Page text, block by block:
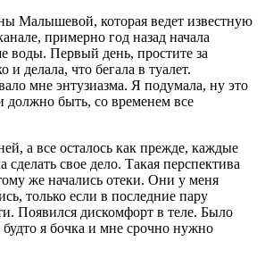
Малышевой, которая ведет известную
примерно год назад начала
воды. Первый день, простите за
и делала, что бегала в туалет.
мне энтузиазма. Я подумала, ну это
должно быть, со временем все
а все осталось как прежде, каждые
сделать свое дело. Такая перспектива
же начались отеки. Они у меня
только если в последние пару
Появился дискомфорт в теле. Было
я бочка и мне срочно нужно